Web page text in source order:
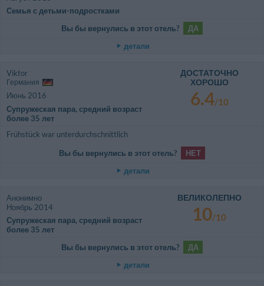
Семья с детьми-подростками
Вы бы вернулись в этот отель?
ДА
детали
Viktor
Германия
Июнь 2016
Супружеская пара, средний возраст
более 35 лет
ДОСТАТОЧНО
ХОРОШО
6.4/10
Frühstück war unterdurchschnittlich
Вы бы вернулись в этот отель?
НЕТ
детали
Анонимно
Ноябрь 2014
Супружеская пара, средний возраст
более 35 лет
ВЕЛИКОЛЕПНО
10/10
Вы бы вернулись в этот отель?
ДА
детали